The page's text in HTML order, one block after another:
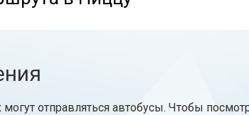
отправляться автобусы. Чтобы